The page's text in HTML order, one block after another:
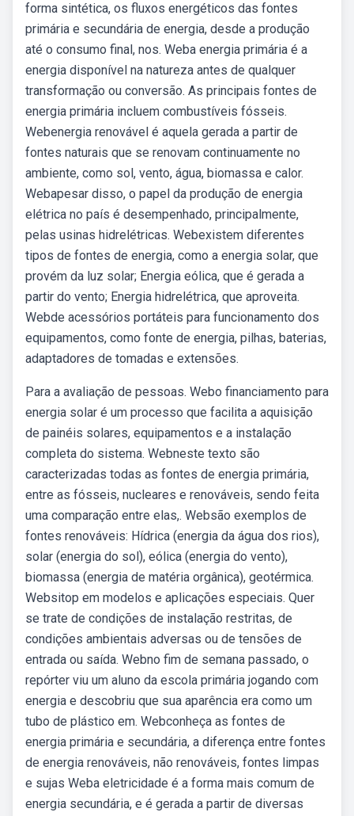
forma sintética, os fluxos energéticos das fontes
primária e secundária de energia, desde a produção
até o consumo final, nos. Weba energia primária é a
energia disponível na natureza antes de qualquer
transformação ou conversão. As principais fontes de
energia primária incluem combustíveis fósseis.
Webenergia renovável é aquela gerada a partir de
fontes naturais que se renovam continuamente no
ambiente, como sol, vento, água, biomassa e calor.
Webapesar disso, o papel da produção de energia
elétrica no país é desempenhado, principalmente,
pelas usinas hidrelétricas. Webexistem diferentes
tipos de fontes de energia, como a energia solar, que
provém da luz solar; Energia eólica, que é gerada a
partir do vento; Energia hidrelétrica, que aproveita.
Webde acessórios portáteis para funcionamento dos
equipamentos, como fonte de energia, pilhas, baterias,
adaptadores de tomadas e extensões.
Para a avaliação de pessoas. Webo financiamento para
energia solar é um processo que facilita a aquisição
de painéis solares, equipamentos e a instalação
completa do sistema. Webneste texto são
caracterizadas todas as fontes de energia primária,
entre as fósseis, nucleares e renováveis, sendo feita
uma comparação entre elas,. Websão exemplos de
fontes renováveis: Hídrica (energia da água dos rios),
solar (energia do sol), eólica (energia do vento),
biomassa (energia de matéria orgânica), geotérmica.
Websitop em modelos e aplicações especiais. Quer
se trate de condições de instalação restritas, de
condições ambientais adversas ou de tensões de
entrada ou saída. Webno fim de semana passado, o
repórter viu um aluno da escola primária jogando com
energia e descobriu que sua aparência era como um
tubo de plástico em. Webconheça as fontes de
energia primária e secundária, a diferença entre fontes
de energia renováveis, não renováveis, fontes limpas
e sujas Weba eletricidade é a forma mais comum de
energia secundária, e é gerada a partir de diversas